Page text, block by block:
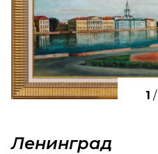
1 /
Ленинград